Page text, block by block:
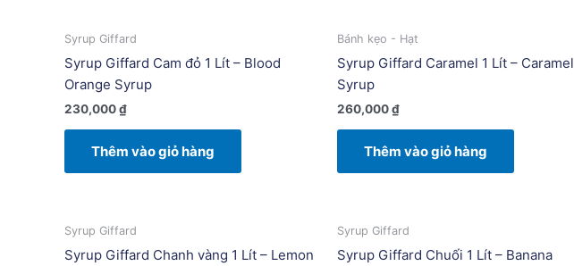
Syrup Giffard
Syrup Giffard Cam đỏ 1 Lít – Blood
Orange Syrup
230,000₫
Thêm vào giỏ hàng
Bánh kẹo - Hạt
Syrup Giffard Caramel 1 Lít – Caramel
Syrup
260,000₫
Thêm vào giỏ hàng
Syrup Giffard
Syrup Giffard Chanh vàng 1 Lít – Lemon
Syrup Giffard
Syrup Giffard Chuối 1 Lít – Banana